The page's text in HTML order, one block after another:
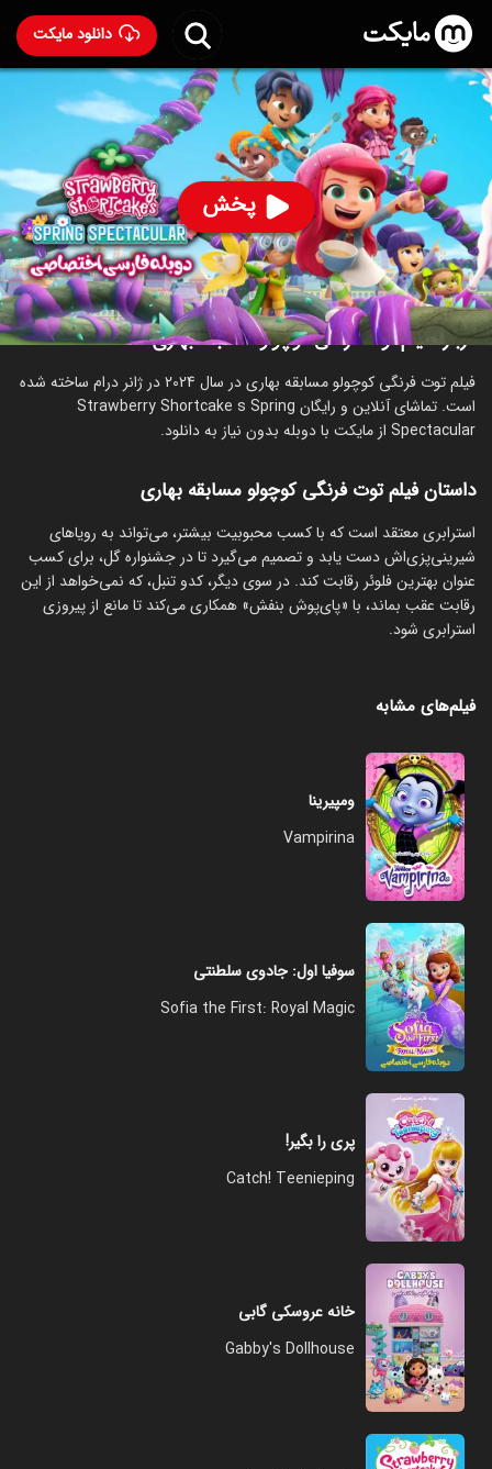
دانلود مایکت
پخش
فیلم توت فرنگی کوچولو مسابقه بهاری با دوبله فارسی-
Strawberry Shortcake's Spring Spectacular 2024
۱۳۳ 78% ۶.۲
ساخت آمریکا سال 2024
رده سنی ۳+
درام
درباره فیلم توت فرنگی کوچولو مسابقه بهاری
فیلم توت فرنگی کوچولو مسابقه بهاری در سال 2024 در ژانر درام ساخته شده
است. تماشای آنلاین و رایگان Strawberry Shortcake s Spring
Spectacular از مایکت با دوبله بدون نیاز به دانلود.
داستان فیلم توت فرنگی کوچولو مسابقه بهاری
استرابری معتقد است که با کسب محبوبیت بیشتر، می‌تواند به رویاهای
شیرینی‌پزی‌اش دست یابد و تصمیم می‌گیرد تا در جشنواره گل، برای کسب
عنوان بهترین فلوئر رقابت کند. در سوی دیگر، کدو تنبل، که نمی‌خواهد از این
رقابت عقب بماند، با «پای‌پوش بنفش» همکاری می‌کند تا مانع از پیروزی
استرابری شود.
فیلم‌های مشابه
ومپیرینا
Vampirina
سوفیا اول: جادوی سلطنتی
Sofia the First: Royal Magic
پری را بگیر!
Catch! Teenieping
خانه عروسکی گابی
Gabby's Dollhouse